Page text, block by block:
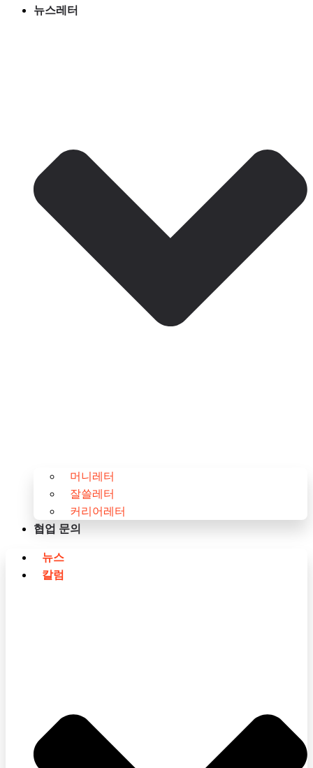
뉴스레터
머니레터
잘쓸레터
커리어레터
협업 문의
뉴스
칼럼